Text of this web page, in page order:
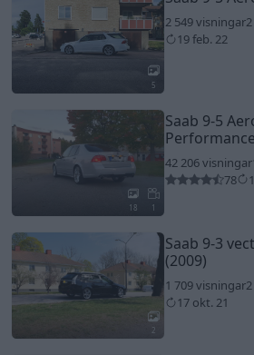
5
2 549 visningar
19 feb. 22
18 1
Saab 9-5
42 206 visningar
78
2
Saab 9-3
(2009)
1 709 visningar
17 okt. 21